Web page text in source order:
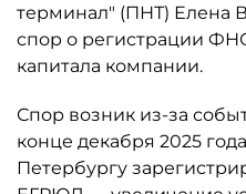
терминал" (ПНТ) Елена
спор о регистрации
капитала компании.
Спор возник из-за
конце декабря 2025
Петербургу